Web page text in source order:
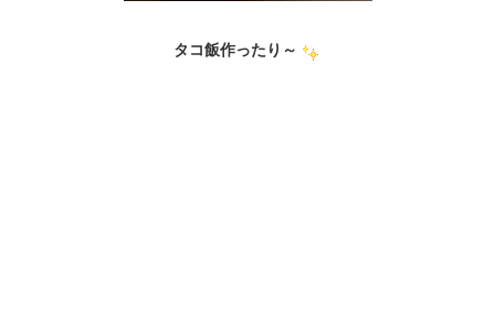
タコ飯作ったり～